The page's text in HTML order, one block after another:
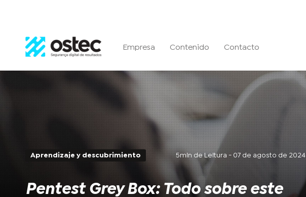
Empresa Contenido Contacto
Aprendizaje y descubrimiento 5min de Leitura - 07 de agosto de 2024
Pentest Grey Box: Todo sobre este